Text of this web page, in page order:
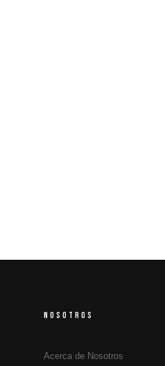
NOSOTROS
Acerca de Nosotros